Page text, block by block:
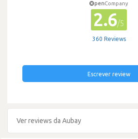
penCompany
2.6/5
360 Reviews
Escrever review
Ver reviews da Aubay